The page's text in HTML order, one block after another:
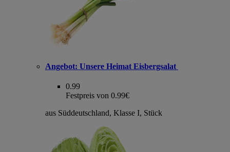
Angebot: Unsere Heimat Eisbergsalat
0.99
Festpreis von 0.99€
aus Süddeutschland, Klasse I, Stück